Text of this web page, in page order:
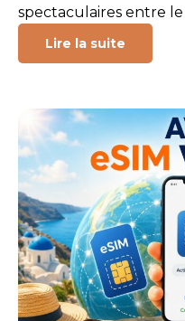
spectaculaires entre
Lire la suite